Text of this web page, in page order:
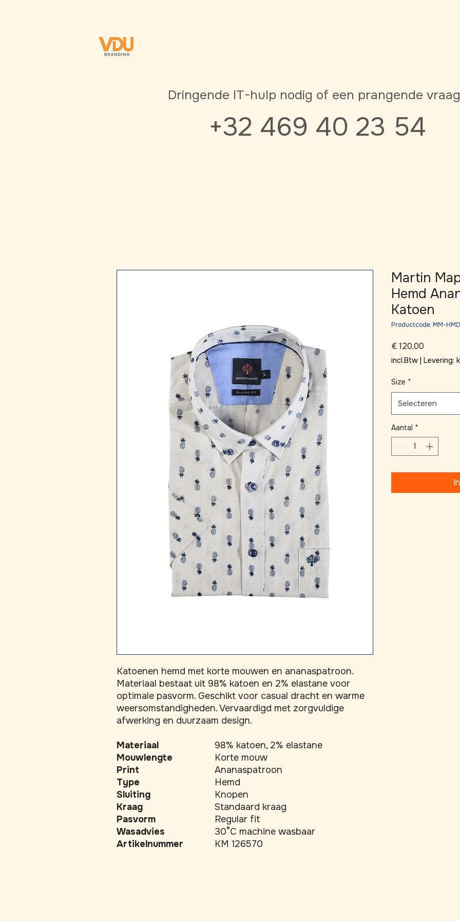
Dringende IT-hulp nodig of een prangende
+32 469 40 23 54
Katoenen hemd met korte mouwen en ananaspatroon.
Materiaal bestaat uit 98% katoen en 2% elastane voor
optimale pasvorm. Geschikt voor casual dracht en warme
weersomstandigheden. Vervaardigd met zorgvuldige
afwerking en duurzaam design.
Materiaal
98% katoen, 2% elastane
Mouwlengte
Korte mouw
Print
Ananaspatroon
Type
Hemd
Sluiting
Knopen
Kraag
Standaard kraag
Pasvorm
Regular fit
Wasadvies
30°C machine wasbaar
Artikelnummer
KM 126570
Martin
Hemd
Katoen
Productcode: MM-
€ 120,00
incl.Btw | Levering:
Size *
Selecteren
Aantal *